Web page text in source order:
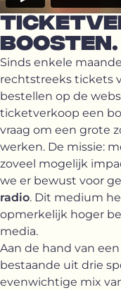
BOOSTEN.
Sinds enkele
rechtstreeks tickets
bestellen op de
ticketverkoop een
vraag om een grote
werken. De missie:
zoveel mogelijk
we er bewust voor
radio. Dit medium
opmerkelijk hoger
media.
Aan de hand van
bestaande uit drie
evenwichtige mix